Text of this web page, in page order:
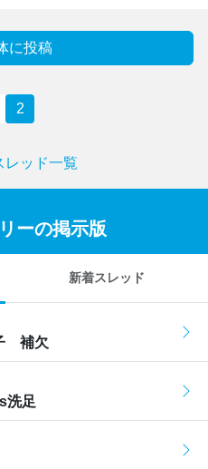
に投稿
2
レッド一覧
ーの掲示版
新着スレッド
補欠
洗足